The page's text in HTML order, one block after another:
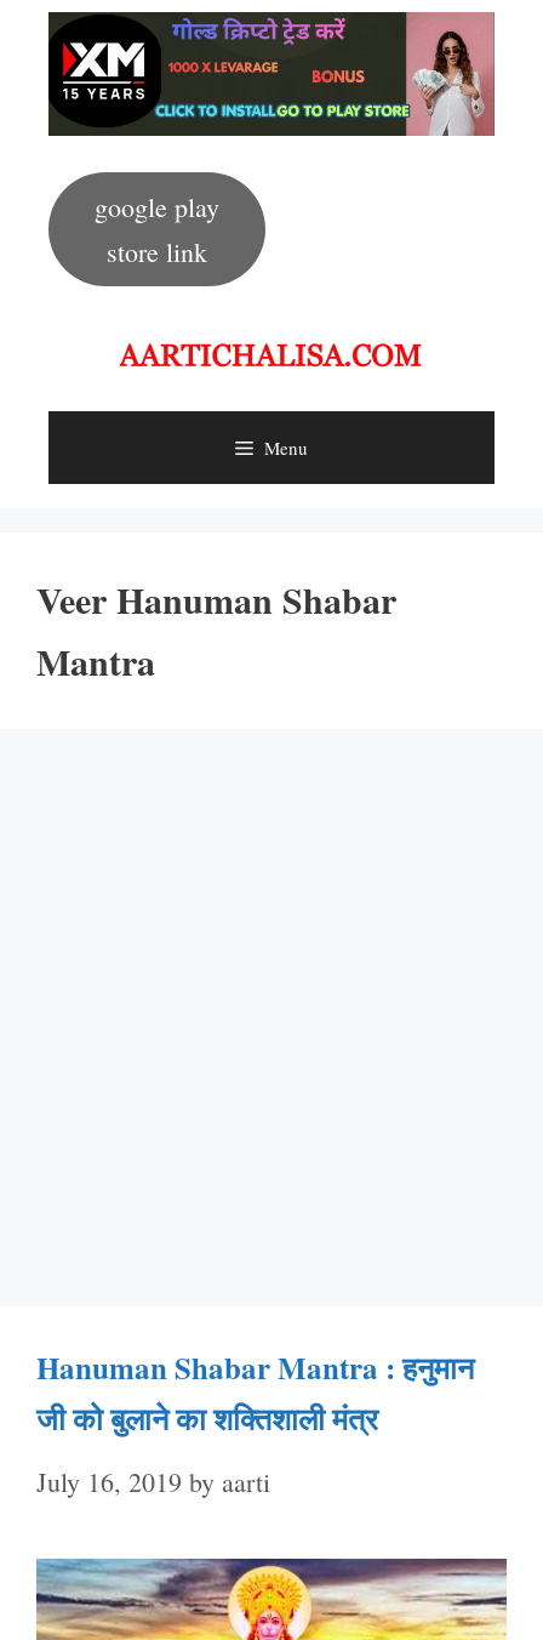
content
google play
store link
Menu
Veer Hanuman Shabar
Mantra
Hanuman Shabar Mantra : हनुमान
जी को बुलाने का शक्तिशाली मंत्र
July 16, 2019 by aarti